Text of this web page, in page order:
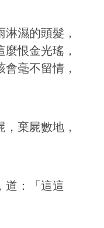
濕的頭髮，
恨金光瑤，
毫不留情，
棄屍數地，
道：「這這